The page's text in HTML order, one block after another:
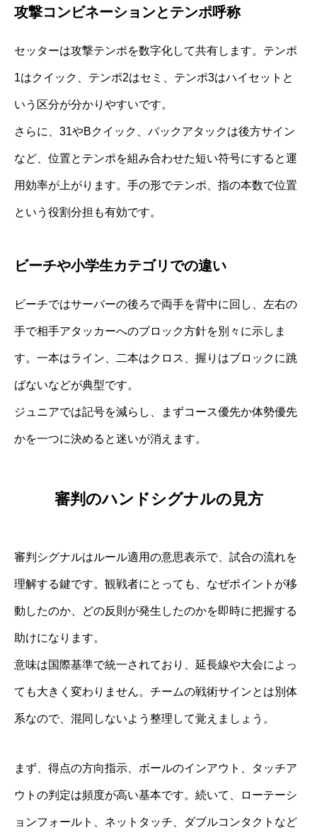
攻撃コンビネーションとテンポ呼称
セッターは攻撃テンポを数字化して共有します。テンポ
1はクイック、テンポ2はセミ、テンポ3はハイセットと
いう区分が分かりやすいです。
さらに、31やBクイック、バックアタックは後方サイン
など、位置とテンポを組み合わせた短い符号にすると運
用効率が上がります。手の形でテンポ、指の本数で位置
という役割分担も有効です。
ビーチや小学生カテゴリでの違い
ビーチではサーバーの後ろで両手を背中に回し、左右の
手で相手アタッカーへのブロック方針を別々に示しま
す。一本はライン、二本はクロス、握りはブロックに跳
ばないなどが典型です。
ジュニアでは記号を減らし、まずコース優先か体勢優先
かを一つに決めると迷いが消えます。
審判のハンドシグナルの見方
審判シグナルはルール適用の意思表示で、試合の流れを
理解する鍵です。観戦者にとっても、なぜポイントが移
動したのか、どの反則が発生したのかを即時に把握する
助けになります。
意味は国際基準で統一されており、延長線や大会によっ
ても大きく変わりません。チームの戦術サインとは別体
系なので、混同しないよう整理して覚えましょう。
まず、得点の方向指示、ボールのインアウト、タッチア
ウトの判定は頻度が高い基本です。続いて、ローテーシ
ョンフォールト、ネットタッチ、ダブルコンタクトなど